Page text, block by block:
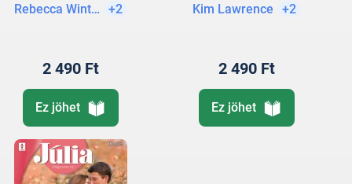
Rebecca Winters+2
2 490 Ft
Ez jöhet
Kim Lawrence
+2
2 490 Ft
Ez jöhet